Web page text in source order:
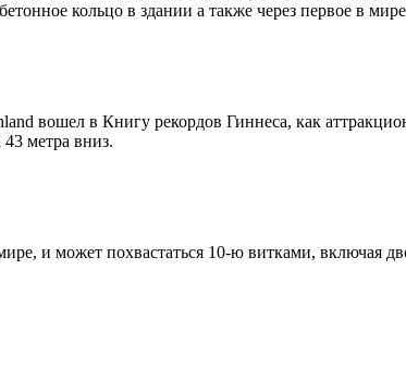
кольцо в здании а также через первое в
вошел в Книгу рекордов Гиннеса, как
метра вниз.
и может похвастаться 10-ю витками, включая